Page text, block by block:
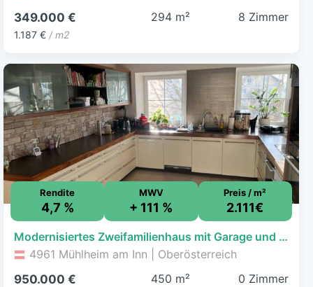
349.000 €
1.187 € / m2
294 m² 8 Zimmer
Rendite
4,7 %
MWV
+ 111 %
Preis / m²
2.111€
Modernisiertes Zweifamilienhaus mit Garage und großzügiger Halle!
4961 Mühlheim am Inn | Oberösterreich
950.000 €
450 m² 0 Zimmer